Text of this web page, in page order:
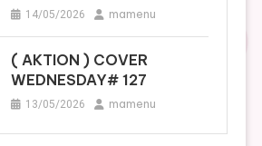
14/05/2026 mamenu
( AKTION ) COVER
WEDNESDAY# 127
13/05/2026 mamenu